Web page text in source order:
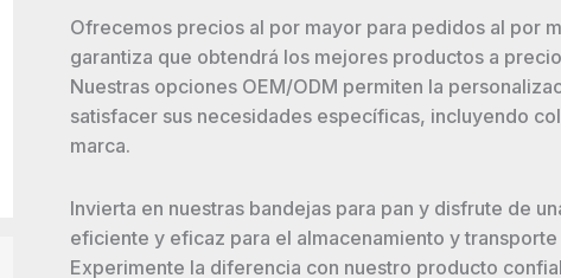
Ofrecemos precios al por mayor para pedidos al por
garantiza que obtendrá los mejores productos a
Nuestras opciones OEM/ODM permiten la
satisfacer sus necesidades específicas, incluyendo
marca.
Invierta en nuestras bandejas para pan y disfrute de
eficiente y eficaz para el almacenamiento y
Experimente la diferencia con nuestro producto